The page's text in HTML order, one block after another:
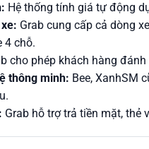
Hệ thống tính giá tự động
Grab cung cấp cả dòng
4 chỗ.
cho phép khách hàng
thông minh: Bee, XanhSM
Grab hỗ trợ trả tiền mặt,